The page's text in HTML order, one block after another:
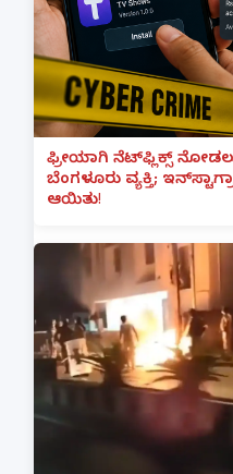
ಫ್ರೀಯಾಗಿ ನೆಟ್‌ಫ್ಲಿಕ್ಸ್
ಬೆಂಗಳೂರು ವ್ಯಕ್ತಿ;
ಆಯಿತು!